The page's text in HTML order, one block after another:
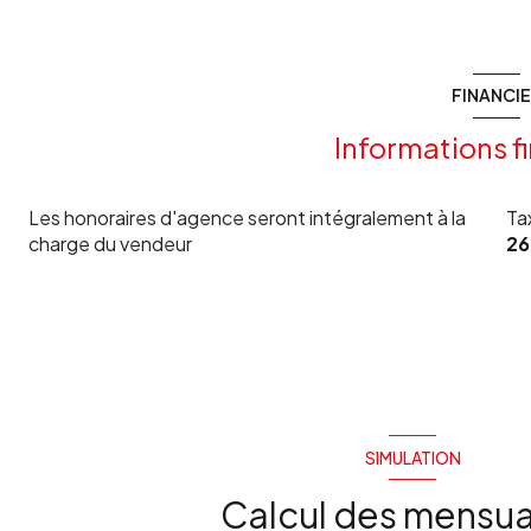
chambre
WC
Informations
Les honoraires d'agence seront intégralement à la
charge du vendeur
SIMULATION
Calcul des